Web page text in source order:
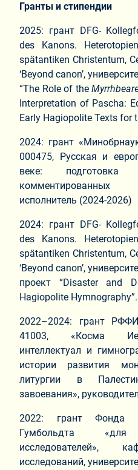
Гранты и стипендии
2025: грант DFG-
des Kanons.
spätantiken Christentum,
‘Beyond canon’,
“The Role of the
Interpretation of Pascha:
Early Hagiopolite Texts for
2024: грант
000475, Русская и
веке: подготовка
исполнитель (2024-2026)
2024: грант DFG-
des Kanons.
spätantiken Christentum,
‘Beyond canon’,
проект “Disaster and
Hagiopolite Hymnography”.
2022–2024: грант
41003, «Косма
интеллектуал и
истории развития
литургии в
завоевания»,
2022: грант Фонда
Гумбольдта «для
исследователей»,
исследований,